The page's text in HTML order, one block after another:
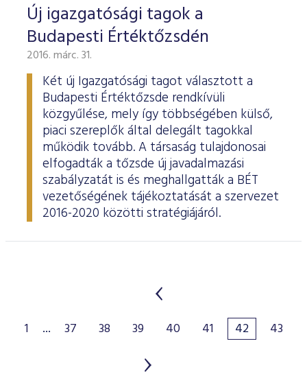
Új igazgatósági tagok a
Budapesti Értéktőzsdén
2016. márc. 31.
Két új Igazgatósági tagot választott a
Budapesti Értéktőzsde rendkívüli
közgyűlése, mely így többségében külső,
piaci szereplők által delegált tagokkal
működik tovább. A társaság tulajdonosai
elfogadták a tőzsde új javadalmazási
szabályzatát is és meghallgatták a BÉT
vezetőségének tájékoztatását a szervezet
2016-2020 közötti stratégiájáról.
1 ... 37 38 39 40 41 42 43